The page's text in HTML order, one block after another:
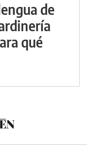
de
qué